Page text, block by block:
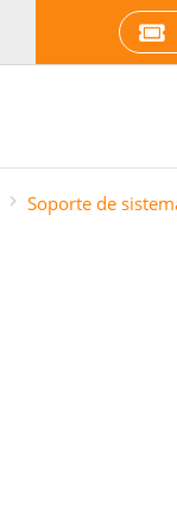
Tornillos
Soporte de